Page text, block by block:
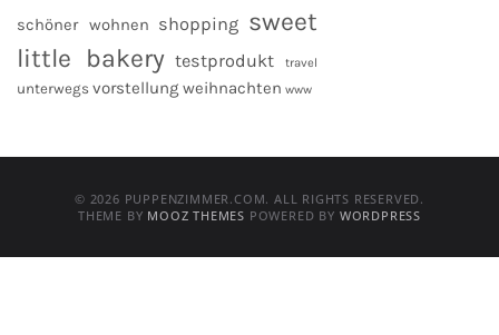
schöner wohnen shopping sweet
little bakery testprodukt travel
unterwegs vorstellung weihnachten www
© 2026 PUPPENZIMMER.COM. ALL RIGHTS RESERVED.
THEME BY MOOZ THEMES POWERED BY WORDPRESS